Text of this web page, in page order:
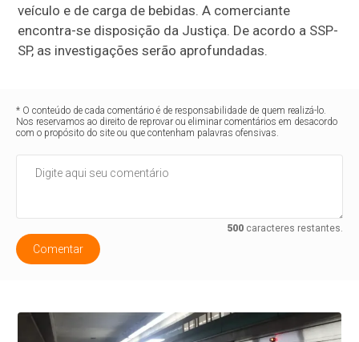
veículo e de carga de bebidas. A comerciante
encontra-se disposição da Justiça. De acordo a SSP-
SP, as investigações serão aprofundadas.
* O conteúdo de cada comentário é de responsabilidade de quem realizá-lo.
Nos reservamos ao direito de reprovar ou eliminar comentários em desacordo
com o propósito do site ou que contenham palavras ofensivas.
500caracteres restantes.
Comentar